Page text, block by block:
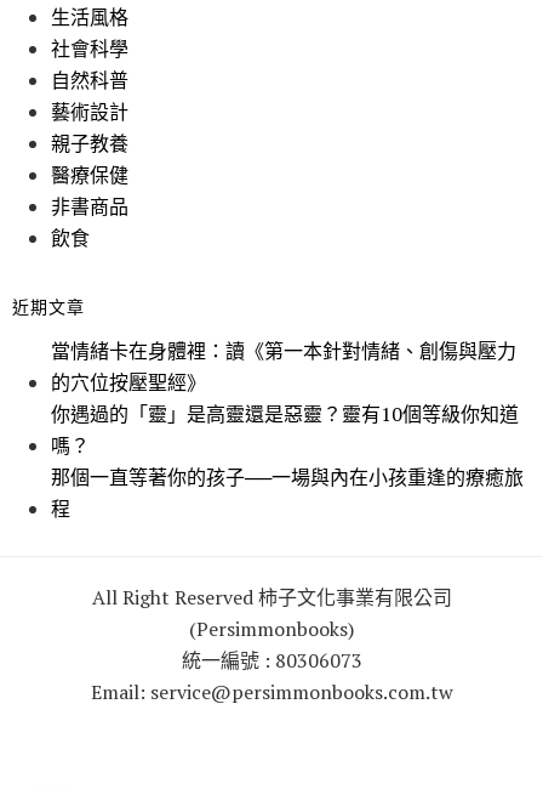
生活風格
社會科學
自然科普
藝術設計
親子教養
醫療保健
非書商品
飲食
近期文章
當情緒卡在身體裡：讀《第一本針對情緒、創傷與壓力
的穴位按壓聖經》
你遇過的「靈」是高靈還是惡靈？靈有10個等級你知道
嗎？
那個一直等著你的孩子──一場與內在小孩重逢的療癒旅
程
All Right Reserved 柿子文化事業有限公司
(Persimmonbooks)
統一編號 : 80306073
Email: service@persimmonbooks.com.tw